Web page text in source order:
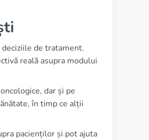
de tratament.
reală asupra modului
dar și pe
în timp ce alții
pacienților și pot ajuta